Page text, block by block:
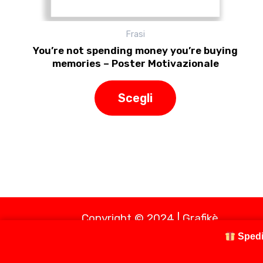
Frasi
You’re not spending money you’re buying
memories – Poster Motivazionale
Scegli
Copyright © 2024 | Grafikè